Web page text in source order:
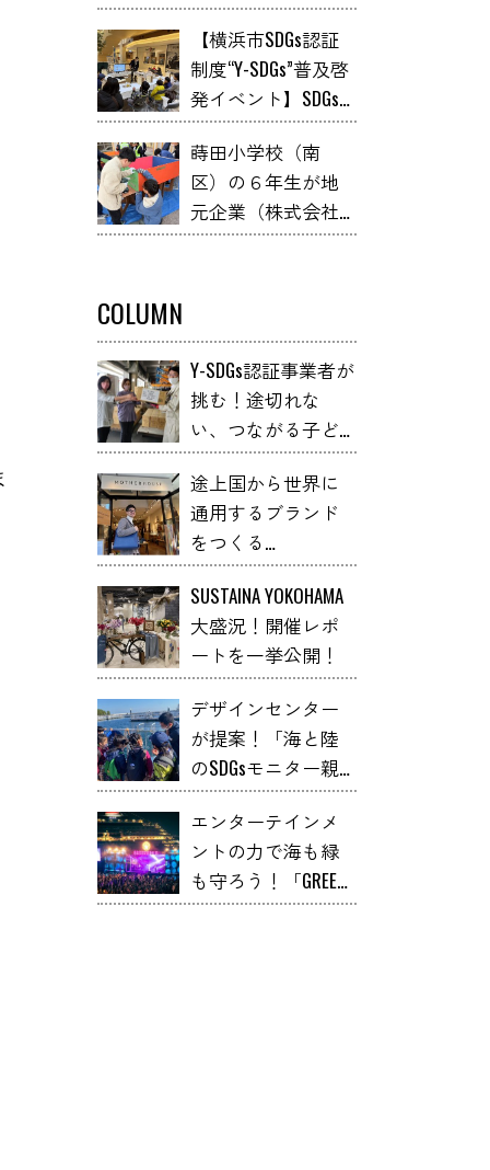
サイクルした
「YOKOHAMA
HOPCORN LAGER」が
誕生【レポート】
【横浜市SDGs認証
制度“Y-SDGs”普及啓
発イベント】SDGs
体験プログラム
石けん教室と「オ
リジナル石けんづ
くり～こねこね石
蒔田小学校（南
区）の６年生が地
元企業（株式会社
小俣組）と連携し
プサイクルしまし
た！
COLUMN
Y-SDGs認証事業者が
挑む！途切れな
い、つながる子ど
も支援とは
途上国から世界に
通用するブランド
をつくる
「MOTHERHOUSE」
SUSTAINA YOKOHAMA
大盛況！開催レポ
ートを一挙公開！
デザインセンター
が提案！「海と陸
のSDGsモニター親
子ツアー」に息子
と行ってみたら意
外とツボった件
エンターテインメ
ントの力で海も緑
も守ろう！「GREEN
ROOM」の挑戦！